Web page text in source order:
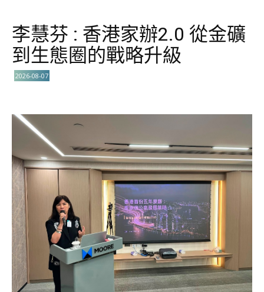
李慧芬 : 香港家辦2.0 從金礦
到生態圈的戰略升級
2026-08-07